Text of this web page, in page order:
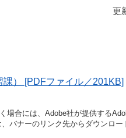
更
） [PDFファイル／201KB]
場合には、Adobe社が提供する
バナーのリンク先からダウンロー